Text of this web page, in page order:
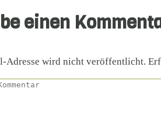
einen
Adresse wird nicht veröffentlicht.